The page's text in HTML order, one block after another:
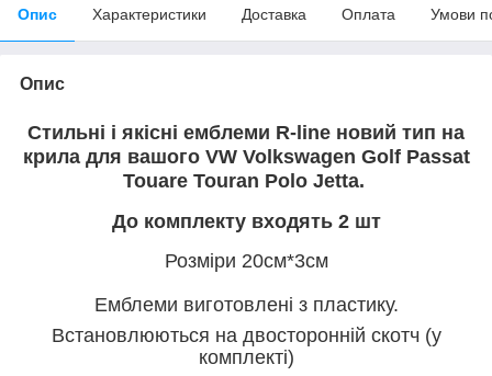
Опис Характеристики Доставка Оплата Умови
Опис
Стильні і якісні емблеми R-line новий тип на
крила для вашого VW Volkswagen Golf Passat
Touare Touran Polo Jetta.
До комплекту входять 2 шт
Розміри 20см*3см
Емблеми виготовлені з пластику.
Встановлюються на двосторонній скотч (у
комплекті)